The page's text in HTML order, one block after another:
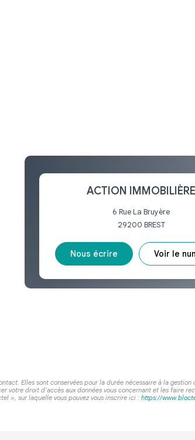
ACTION IMMOBILIÈRE
6 Rue La Bruyère
29200 BREST
Nous écrire Voir le
Elles sont conservées pour la durée nécessaire à la
votre droit d'accès aux données vous concernant et les faire
», sur laquelle vous pouvez vous inscrire ici : https://